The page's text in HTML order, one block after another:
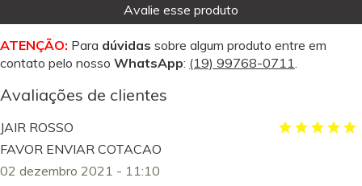
Avalie esse produto
ATENÇÃO: Para dúvidas sobre algum produto entre em
contato pelo nosso WhatsApp: (19) 99768-0711
Avaliações de clientes
JAIR ROSSO
FAVOR ENVIAR COTACAO
02 dezembro 2021 - 11:10